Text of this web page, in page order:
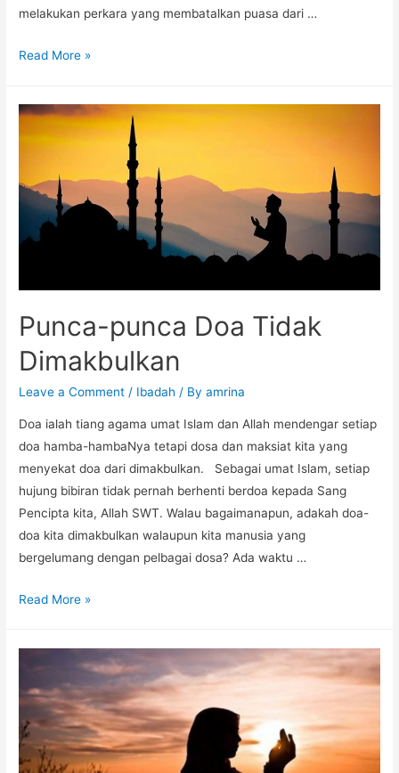
melakukan perkara yang membatalkan puasa dari …
Read More »
Punca-punca Doa Tidak
Dimakbulkan
Leave a Comment / Ibadah / Byamrina
Doa ialah tiang agama umat Islam dan Allah mendengar setiap
doa hamba-hambaNya tetapi dosa dan maksiat kita yang
menyekat doa dari dimakbulkan. Sebagai umat Islam, setiap
hujung bibiran tidak pernah berhenti berdoa kepada Sang
Pencipta kita, Allah SWT. Walau bagaimanapun, adakah doa-
doa kita dimakbulkan walaupun kita manusia yang
bergelumang dengan pelbagai dosa? Ada waktu …
Read More »